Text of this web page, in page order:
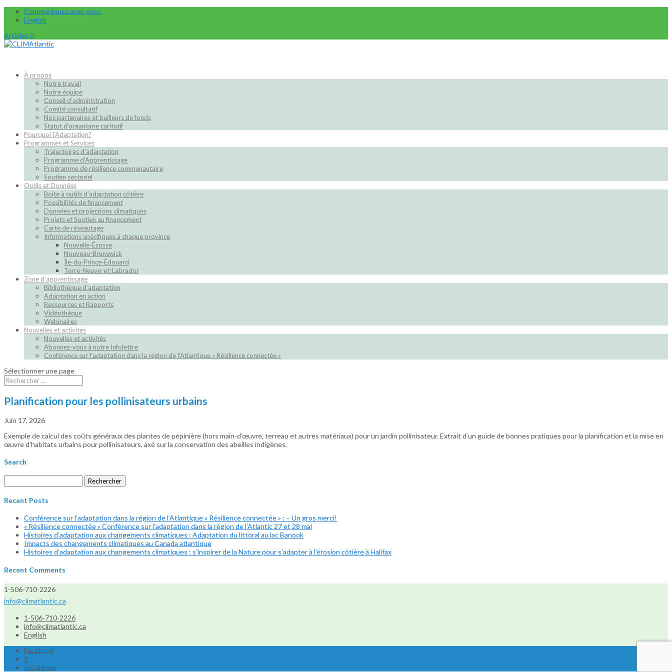
Communiquez avec nous
English
Articles 0
À propos
Notre travail
Notre équipe
Conseil d’administration
Comité consultatif
Nos partenaires et bailleurs de fonds
Statut d’organisme caritatif
Pourquoi l’Adaptation?
Programmes et Services
Trajectoires d’adaptation
Programme d’Apprentissage
Programme de résilience communautaire
Soutien sectoriel
Outils et Données
Boîte à outils d’adaptation côtière
Possibilités de financement
Données et projections climatiques
Projets et Soutien au financement
Carte de réseautage
Informations spécifiques à chaque province
Nouvelle-Écosse
Nouveau-Brunswick
Île-du-Prince-Édouard
Terre-Neuve-et-Labrador
Zone d’apprentissage
Bibliothèque d’adaptation
Adaptation en action
Ressources et Rapports
Vidéothèque
Webinaires
Nouvelles et activités
Nouvelles et activités
Abonnez-vous à notre Infolettre
Conférence sur l’adaptation dans la région de l’Atlantique « Résilience connectée »
Sélectionner une page
Planification pour les pollinisateurs urbains
Juin 17, 2026
Exemple de calcul des coûts généraux des plantes de pépinière (hors main-d’œuvre, terreau et autres matériaux) pour un jardin pollinisateur. Extrait d’un guide de bonnes pratiques pour la planification et la mise en
œuvre d’habitats urbains pour pollinisateurs, axé sur la conservation des abeilles indigènes.
Search
Recent Posts
Conférence sur l’adaptation dans la région de l’Atlantique « Résilience connectée » : – Un gros merci!
« Résilience connectée » Conférence sur l’adaptation dans la région de l’Atlantic 27 et 28 mai
Histoires d’adaptation aux changements climatiques : Adaptation du littoral au lac Banook
Impacts des changements climatiques au Canada atlantique
Histoires d’adaptation aux changements climatiques : s’inspirer de la Nature pour s’adapter à l’érosion côtière à Halifax
Recent Comments
1-506-710-2226
info@climatlantic.ca
1-506-710-2226
info@climatlantic.ca
English
Facebook
X
Instagram